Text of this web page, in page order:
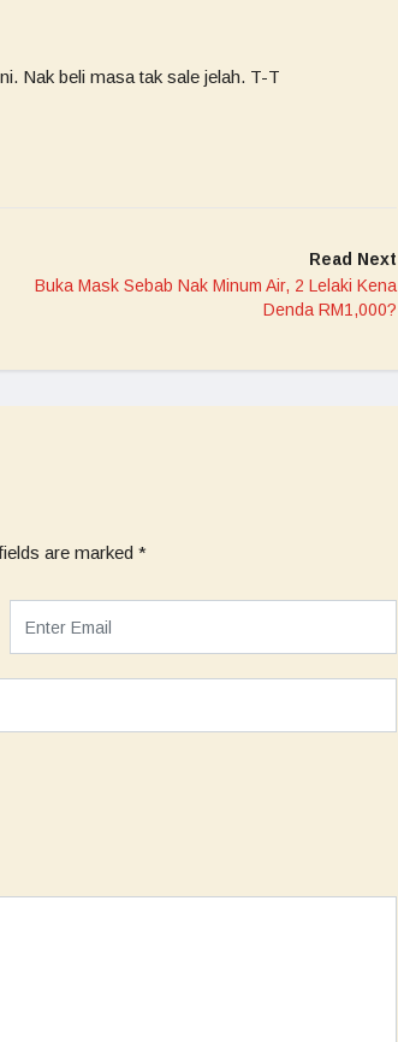
Nak beli masa tak sale jelah. T-T
Read Next
Buka Mask Sebab Nak Minum Air, 2 Lelaki Kena
Denda RM1,000?
are marked *